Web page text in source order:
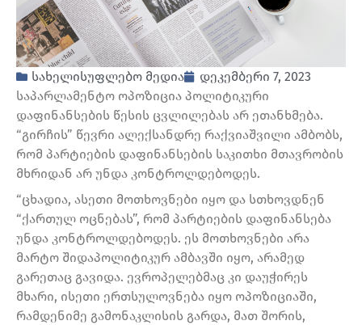
სახელისუფლებო მედია
დეკემბერი 7, 2023
საპარლამენტო ოპოზიცია პოლიტიკური
დაფინანსების წესის ცვლილებას არ ეთანხმება.
“გირჩის” წევრი ალექსანდრე რაქვიაშვილი ამბობს,
რომ პარტიების დაფინანსების საკითხი მთავრობის
მხრიდან არ უნდა კონტროლდებოდეს.
“ცხადია, ასეთი მოთხოვნები იყო და სთხოვდნენ
“ქართულ ოცნებას”, რომ პარტიების დაფინანსება
უნდა კონტროლდებოდეს. ეს მოთხოვნები არა
მარტო შიდაპოლიტიკურ ამბავში იყო, არამედ
გარეთაც გავიდა. ევროპელებმაც კი დაუჭირეს
მხარი, ისეთი ერთსულოვნება იყო ოპოზიციაში,
რამდენიმე გამონაკლისის გარდა, მათ შორის,